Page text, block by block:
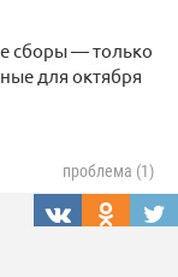
сборы — только
для октября
проблема (1)